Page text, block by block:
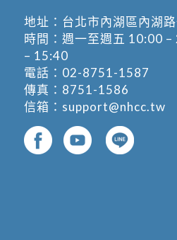
地址： 台北市內湖區內湖
時間：週一至週五 10:00
– 15:40
電話： 02-8751-1587
傳真：8751-1586
信箱： support@nhcc.tw